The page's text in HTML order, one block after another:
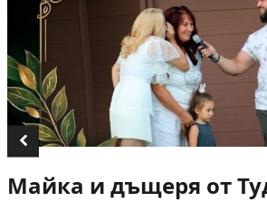
Майка и дъщеря от